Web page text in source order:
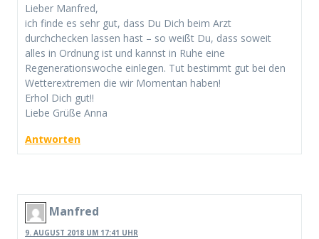
Lieber Manfred,
ich finde es sehr gut, dass Du Dich beim Arzt
durchchecken lassen hast – so weißt Du, dass soweit
alles in Ordnung ist und kannst in Ruhe eine
Regenerationswoche einlegen. Tut bestimmt gut bei den
Wetterextremen die wir Momentan haben!
Erhol Dich gut!!
Liebe Grüße Anna
Antworten
Manfred
9. AUGUST 2018 UM 17:41 UHR